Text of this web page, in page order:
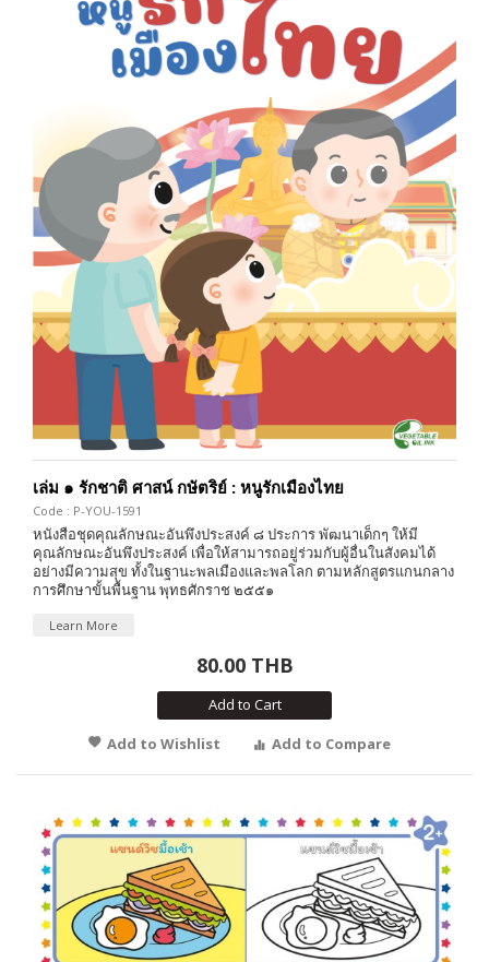
เล่ม ๑ รักชาติ ศาสน์ กษัตริย์ : หนูรักเมืองไทย
Code : P-YOU-1591
หนังสือชุดคุณลักษณะอันพึงประสงค์ ๘ ประการ พัฒนาเด็กๆ ให้มี
คุณลักษณะอันพึงประสงค์ เพื่อให้สามารถอยู่ร่วมกับผู้อื่นในสังคมได้
อย่างมีความสุข ทั้งในฐานะพลเมืองและพลโลก ตามหลักสูตรแกนกลาง
การศึกษาขั้นพื้นฐาน พุทธศักราช ๒๕๕๑
Learn More
80.00 THB
Add to Cart
Add to Wishlist
Add to Compare